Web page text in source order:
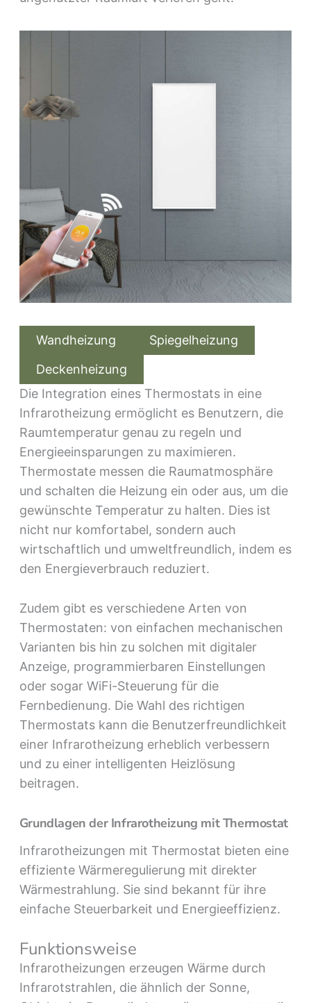
Wandheizung
Spiegelheizung
Deckenheizung
Die Integration eines Thermostats in eine
Infrarotheizung ermöglicht es Benutzern, die
Raumtemperatur genau zu regeln und
Energieeinsparungen zu maximieren.
Thermostate messen die Raumatmosphäre
und schalten die Heizung ein oder aus, um die
gewünschte Temperatur zu halten. Dies ist
nicht nur komfortabel, sondern auch
wirtschaftlich und umweltfreundlich, indem es
den Energieverbrauch reduziert.
Zudem gibt es verschiedene Arten von
Thermostaten: von einfachen mechanischen
Varianten bis hin zu solchen mit digitaler
Anzeige, programmierbaren Einstellungen
oder sogar WiFi-Steuerung für die
Fernbedienung. Die Wahl des richtigen
Thermostats kann die Benutzerfreundlichkeit
einer Infrarotheizung erheblich verbessern
und zu einer intelligenten Heizlösung
beitragen.
Grundlagen der Infrarotheizung mit Thermostat
Infrarotheizungen mit Thermostat bieten eine
effiziente Wärmeregulierung mit direkter
Wärmestrahlung. Sie sind bekannt für ihre
einfache Steuerbarkeit und Energieeffizienz.
Funktionsweise
Infrarotheizungen erzeugen Wärme durch
Infrarotstrahlen, die ähnlich der Sonne,